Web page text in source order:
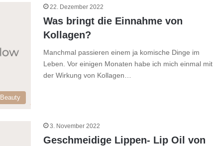
Beauty
22. Dezember 2022
Was bringt die Einnahme von
Kollagen?
Manchmal passieren einem ja komische Dinge im
Leben. Vor einigen Monaten habe ich mich einmal mit
der Wirkung von Kollagen…
3. November 2022
Geschmeidige Lippen- Lip Oil von